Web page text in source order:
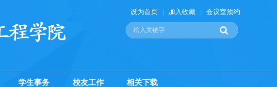
设为首页 加入收藏 会议室预约
学生事务 校友工作 相关下载